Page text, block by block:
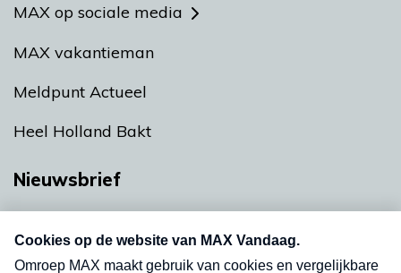
MAX op sociale media
MAX vakantieman
Meldpunt Actueel
Heel Holland Bakt
Nieuwsbrief
nieuwsbrief. Elke vrijdag- en dinsdagochtend in
uw mailbox.